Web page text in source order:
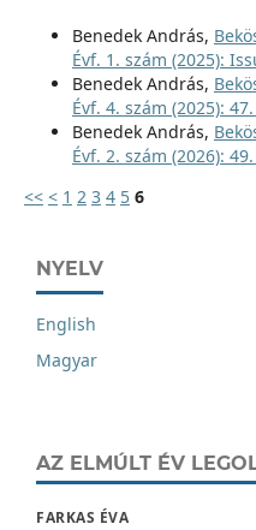
Benedek András,
Évf. 1. szám (2025):
Benedek András,
Évf. 4. szám (2025):
Benedek András,
Évf. 2. szám (2026):
<< < 1 2 3 4 5 6
NYELV
English
Magyar
AZ ELMÚLT ÉV
FARKAS ÉVA